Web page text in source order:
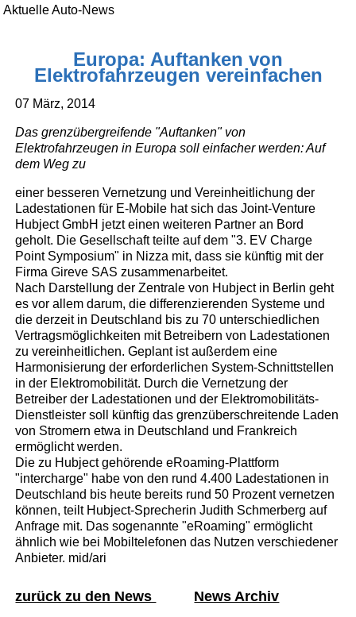
Aktuelle Auto-News
Europa: Auftanken von
Elektrofahrzeugen vereinfachen
07 März, 2014
Das grenzübergreifende "Auftanken" von
Elektrofahrzeugen in Europa soll einfacher werden: Auf
dem Weg zu
einer besseren Vernetzung und Vereinheitlichung der
Ladestationen für E-Mobile hat sich das Joint-Venture
Hubject GmbH jetzt einen weiteren Partner an Bord
geholt. Die Gesellschaft teilte auf dem "3. EV Charge
Point Symposium" in Nizza mit, dass sie künftig mit der
Firma Gireve SAS zusammenarbeitet.
Nach Darstellung der Zentrale von Hubject in Berlin geht
es vor allem darum, die differenzierenden Systeme und
die derzeit in Deutschland bis zu 70 unterschiedlichen
Vertragsmöglichkeiten mit Betreibern von Ladestationen
zu vereinheitlichen. Geplant ist außerdem eine
Harmonisierung der erforderlichen System-Schnittstellen
in der Elektromobilität. Durch die Vernetzung der
Betreiber der Ladestationen und der Elektromobilitäts-
Dienstleister soll künftig das grenzüberschreitende Laden
von Stromern etwa in Deutschland und Frankreich
ermöglicht werden.
Die zu Hubject gehörende eRoaming-Plattform
"intercharge" habe von den rund 4.400 Ladestationen in
Deutschland bis heute bereits rund 50 Prozent vernetzen
können, teilt Hubject-Sprecherin Judith Schmerberg auf
Anfrage mit. Das sogenannte "eRoaming" ermöglicht
ähnlich wie bei Mobiltelefonen das Nutzen verschiedener
Anbieter. mid/ari
zurück zu den News News Archiv